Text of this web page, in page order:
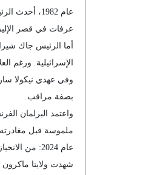
عام 1982،
عرفات في قصر الإليزيه
الإسرائيلية. ورغم
بصفة مراقب.
ملموسة قبل مغادرته.
عام 2024: من الانحياز إلى إعادة التوازن